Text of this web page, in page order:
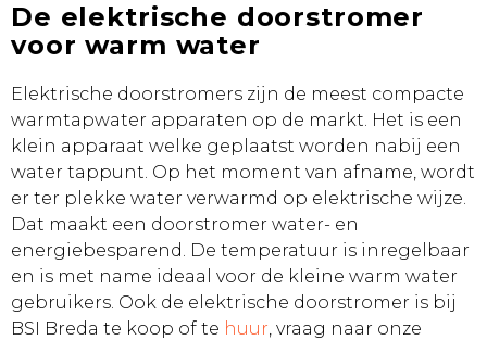
De elektrische doorstromer
voor warm water
Elektrische doorstromers zijn de meest compacte
warmtapwater apparaten op de markt. Het is een
klein apparaat welke geplaatst worden nabij een
water tappunt. Op het moment van afname, wordt
er ter plekke water verwarmd op elektrische wijze.
Dat maakt een doorstromer water- en
energiebesparend. De temperatuur is inregelbaar
en is met name ideaal voor de kleine warm water
gebruikers. Ook de elektrische doorstromer is bij
BSI Breda te koop of te huur, vraag naar onze